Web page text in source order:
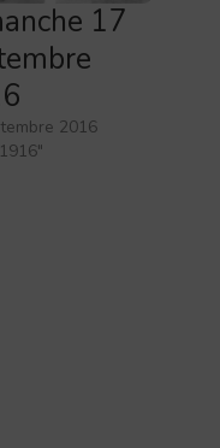
17
2016